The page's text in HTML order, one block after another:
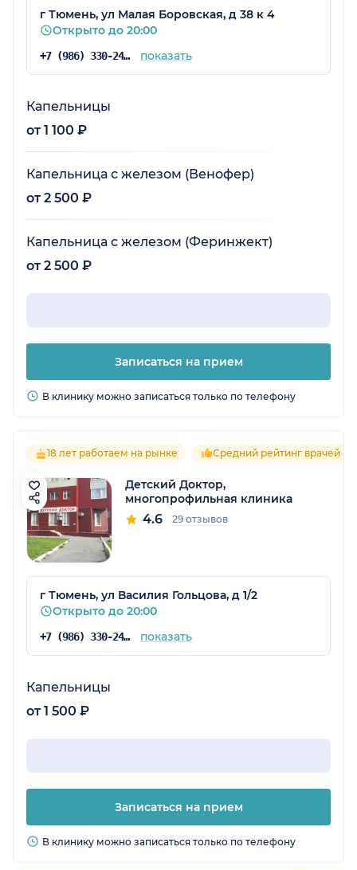
г Тюмень, ул Малая Боровская, д 38 к 4
Открыто до 20:00
+7 (986) 330-24-19 показать
Капельницы
от 1 100 ₽
Капельница с железом (Венофер)
от 2 500 ₽
Капельница с железом (Феринжект)
от 2 500 ₽
Записаться на прием
В клинику можно записаться только по телефону
18 лет работаем на рынке Средний рейтинг врачей 4.6
Детский Доктор,
многопрофильная клиника
4.6 29 отзывов
г Тюмень, ул Василия Гольцова, д 1/2
Открыто до 20:00
+7 (986) 330-24-15 показать
Капельницы
от 1 500 ₽
Записаться на прием
В клинику можно записаться только по телефону